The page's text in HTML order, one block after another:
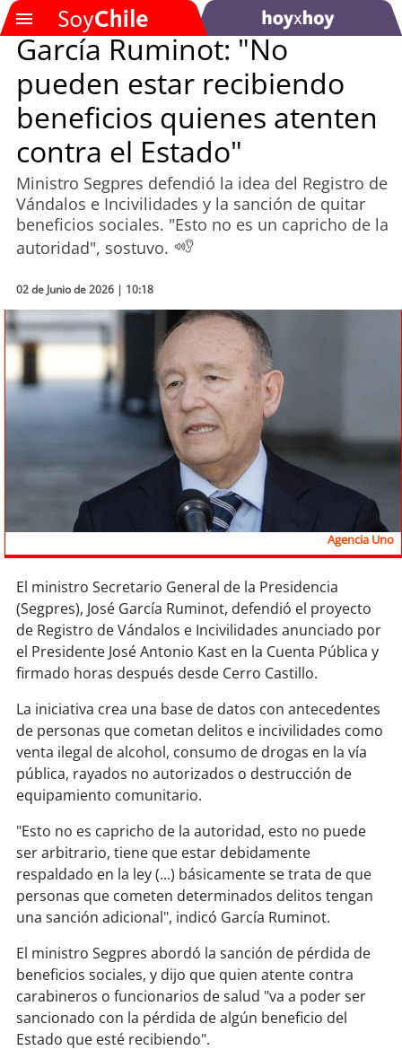
Podcast
Actualidad
Entretención
Economía
Deportes
Tecnología
Sostenibilidad
arica
soycalama
soyantofagasta
soycopiapó
soyvalparaíso
soy quillota
soy
soychillán
soysancarlos
soyconcepción
soycoronel
García Ruminot: "No
pueden estar recibiendo
beneficios quienes atenten
contra el Estado"
Ministro Segpres defendió la idea del Registro de
Vándalos e Incivilidades y la sanción de quitar
beneficios sociales. "Esto no es un capricho de la
autoridad", sostuvo.
02 de Junio de 2026 | 10:18
Agencia Uno
El ministro Secretario General de la Presidencia
(Segpres), José García Ruminot, defendió el proyecto
de Registro de Vándalos e Incivilidades anunciado por
el Presidente José Antonio Kast en la Cuenta Pública y
firmado horas después desde Cerro Castillo.
La iniciativa crea una base de datos con antecedentes
de personas que cometan delitos e incivilidades como
venta ilegal de alcohol, consumo de drogas en la vía
pública, rayados no autorizados o destrucción de
equipamiento comunitario.
"Esto no es capricho de la autoridad, esto no puede
ser arbitrario, tiene que estar debidamente
respaldado en la ley (...) básicamente se trata de que
personas que cometen determinados delitos tengan
una sanción adicional", indicó García Ruminot.
El ministro Segpres abordó la sanción de pérdida de
beneficios sociales, y dijo que quien atente contra
carabineros o funcionarios de salud "va a poder ser
sancionado con la pérdida de algún beneficio del
Estado que esté recibiendo".